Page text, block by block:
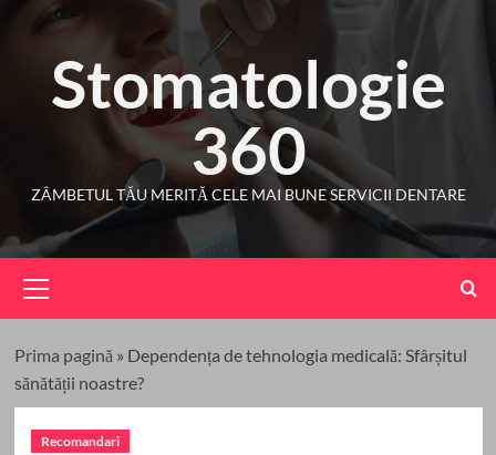
contentStomatologie
360
ZÂMBETUL TĂU MERITĂ CELE MAI BUNE SERVICII DENTARE
Menu
Prima pagină » Dependența de tehnologia medicală: Sfârșitul
sănătății noastre?
Recomandari